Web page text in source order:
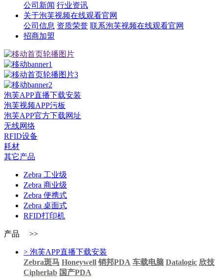
公司新闻 行业资讯
关于泡芙视频在线观看官网
公司信息 资质荣誉 联系泡芙视频在线观看官网
招商加盟
泡芙APP直播下载安装
泡芙视频APP污板
泡芙APP官方下载网址
无线网络
RFID设备
耗材
其它产品
Zebra 工业级
Zebra 商业级
Zebra 便携式
Zebra 桌面式
RFID打印机
产品 >>
> 泡芙APP直播下载安装
Zebra斑马 Honeywell 销邦PDA 车载电脑 Datalogic 欣技
Cipherlab 国产PDA